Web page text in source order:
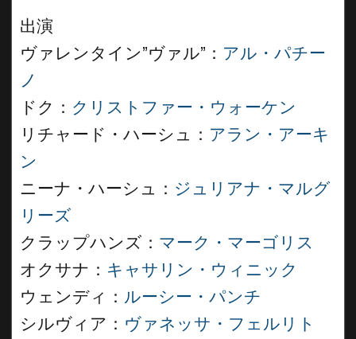
出演
ヴァレンタイン”ヴァル”： アル・パチー
ノ
ドク： クリストファー・ウォーケン
リチャード・ハーシュ： アラン・アーキ
ン
ニーナ・ハーシュ： ジュリアナ・マルグ
リーズ
クラップハンズ： マーク・マーゴリス
オクサナ： キャサリン・ウィニック
ウェンディ： ルーシー・パンチ
シルヴィア： ヴァネッサ・フェルリト